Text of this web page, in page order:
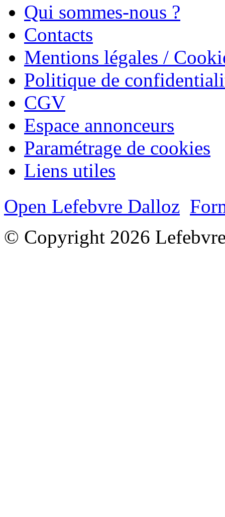
Qui sommes-nous ?
Contacts
Mentions légales /
Politique de
CGV
Espace annonceurs
Paramétrage de cookies
Liens utiles
Open Lefebvre Dalloz
© Copyright 2026